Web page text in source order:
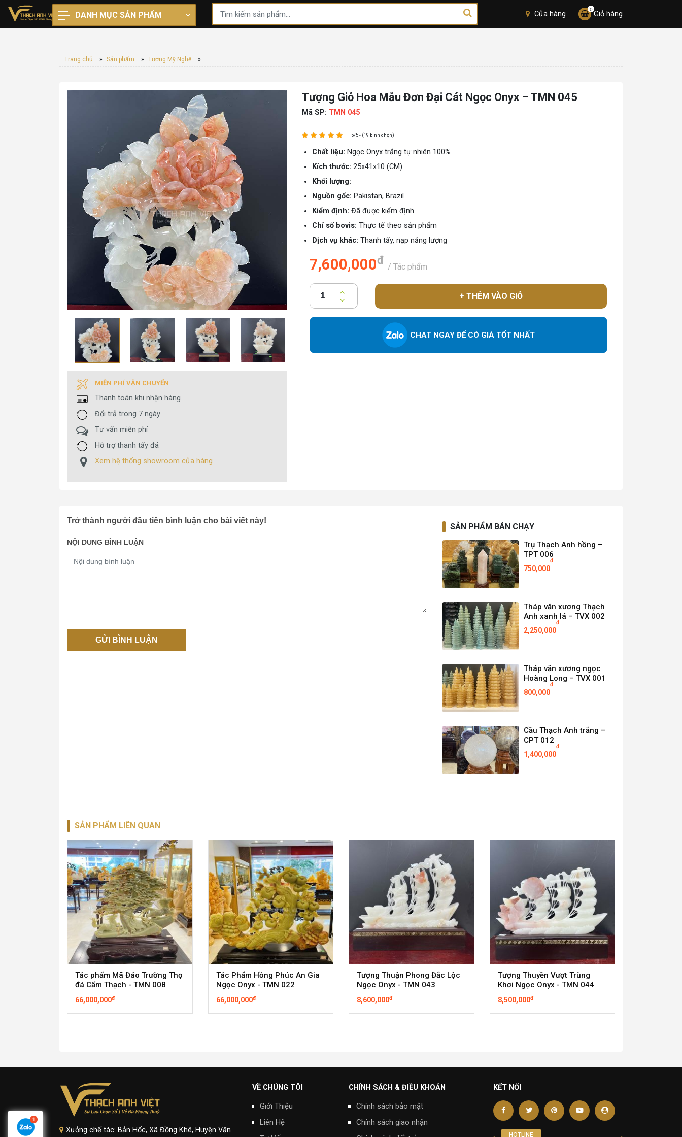
DANH MỤC SẢN PHẨM Cửa hàng Giỏ hàng
0
Trang chủ » Sản phẩm » Tượng Mỹ Nghệ »
MIỄN PHÍ VẬN CHUYỂN
Thanh toán khi nhận hàng
Đổi trả trong 7 ngày
Tư vấn miễn phí
Hỗ trợ thanh tẩy đá
Xem hệ thống showroom cửa hàng
Tượng Giỏ Hoa Mẫu Đơn Đại Cát Ngọc Onyx – TMN 045
Mã SP: TMN 045
5/5 - (19 bình chọn)
Chất liệu: Ngọc Onyx trắng tự nhiên 100%
Kích thước: 25x41x10 (CM)
Khối lượng:
Nguồn gốc: Pakistan, Brazil
Kiểm định: Đã được kiểm định
Chỉ số bovis: Thực tế theo sản phẩm
Dịch vụ khác: Thanh tẩy, nạp năng lượng
7,600,000đ
/ Tác phẩm
+ THÊM VÀO GIỎ
CHAT NGAY ĐỂ CÓ GIÁ TỐT NHẤT
Trở thành người đầu tiên bình luận cho bài viết này!
NỘI DUNG BÌNH LUẬN
SẢN PHẨM BÁN CHẠY
Trụ Thạch Anh hồng –
TPT 006
750,000
đ
Tháp văn xương Thạch
Anh xanh lá – TVX 002
2,250,000
đ
Tháp văn xương ngọc
Hoàng Long – TVX 001
800,000
đ
Cầu Thạch Anh trắng –
CPT 012
1,400,000
đ
SẢN PHẨM LIÊN QUAN
Tác phẩm Mã Đáo Trường Thọ
đá Cẩm Thạch - TMN 008
66,000,000đ
Tác Phẩm Hồng Phúc An Gia
Ngọc Onyx - TMN 022
66,000,000đ
Tượng Thuận Phong Đắc Lộc
Ngọc Onyx - TMN 043
8,600,000đ
Tượng Thuyền Vượt Trùng
Khơi Ngọc Onyx - TMN 044
8,500,000đ
Xưởng chế tác: Bản Hốc, Xã Đồng Khê, Huyện Văn
VỀ CHÚNG TÔI
Giới Thiệu
Liên Hệ
CHÍNH SÁCH & ĐIỀU KHOẢN
Chính sách bảo mật
Chính sách giao nhận
KẾT NỐI